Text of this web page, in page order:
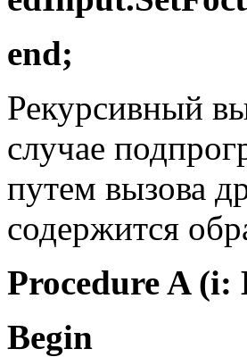
end;
Рекурсивный
случае
путем вызова
содержится
Procedure A (i:
Begin